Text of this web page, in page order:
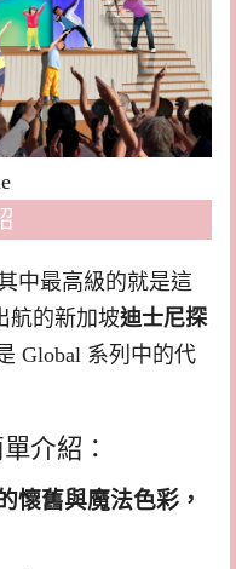
中最高級的就是這
航的新加坡迪士尼探
Global 系列中的代
介紹：
懷舊與魔法色彩，